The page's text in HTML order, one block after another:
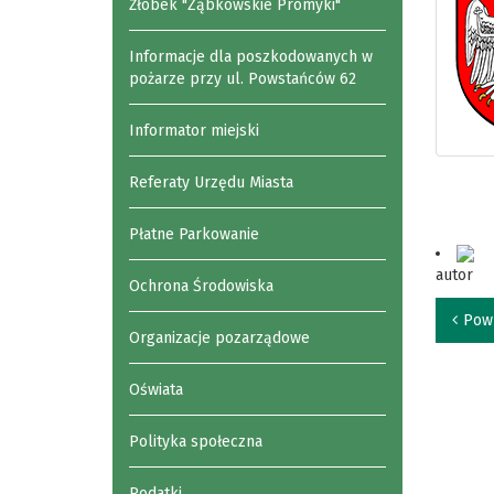
Żłobek "Ząbkowskie Promyki"
Informacje dla poszkodowanych w
pożarze przy ul. Powstańców 62
Informator miejski
Referaty Urzędu Miasta
Płatne Parkowanie
Ochrona Środowiska
Organizacje pozarządowe
Oświata
Polityka społeczna
autor